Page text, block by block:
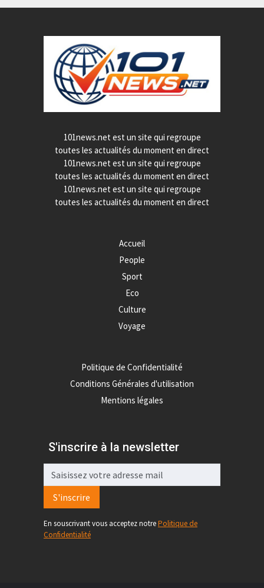
101news.net est un site qui regroupe
toutes les actualités du moment en direct
101news.net est un site qui regroupe
toutes les actualités du moment en direct
101news.net est un site qui regroupe
toutes les actualités du moment en direct
Accueil
People
Sport
Eco
Culture
Voyage
Politique de Confidentialité
Conditions Générales d'utilisation
Mentions légales
S'inscrire à la newsletter
S'inscrire
En souscrivant vous acceptez notrePolitique de
Confidentialité